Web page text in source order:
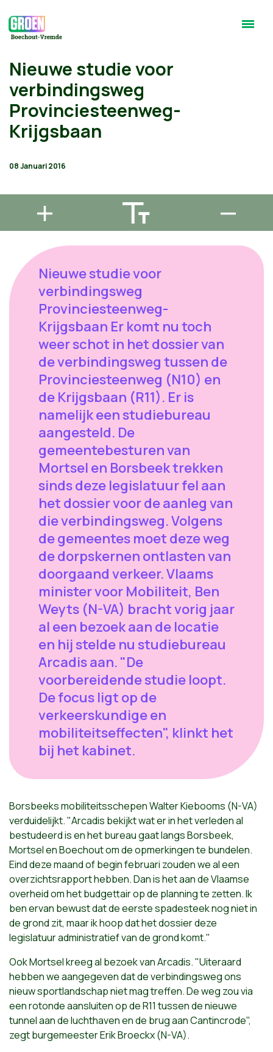
Nieuwe studie voor
verbindingsweg
Provinciesteenweg-
Krijgsbaan
08 Januari 2016
Nieuwe studie voor
verbindingsweg
Provinciesteenweg-
Krijgsbaan Er komt nu toch
weer schot in het dossier van
de verbindingsweg tussen de
Provinciesteenweg (N10) en
de Krijgsbaan (R11). Er is
namelijk een studiebureau
aangesteld. De
gemeentebesturen van
Mortsel en Borsbeek trekken
sinds deze legislatuur fel aan
het dossier voor de aanleg van
die verbindingsweg. Volgens
de gemeentes moet deze weg
de dorpskernen ontlasten van
doorgaand verkeer. Vlaams
minister voor Mobiliteit, Ben
Weyts (N-VA) bracht vorig jaar
al een bezoek aan de locatie
en hij stelde nu studiebureau
Arcadis aan. "De
voorbereidende studie loopt.
De focus ligt op de
verkeerskundige en
mobiliteitseffecten", klinkt het
bij het kabinet.
Borsbeeks mobiliteitsschepen Walter Kiebooms (N-VA)
verduidelijkt. "Arcadis bekijkt wat er in het verleden al
bestudeerd is en het bureau gaat langs Borsbeek,
Mortsel en Boechout om de opmerkingen te bundelen.
Eind deze maand of begin februari zouden we al een
overzichtsrapport hebben. Dan is het aan de Vlaamse
overheid om het budgettair op de planning te zetten. Ik
ben ervan bewust dat de eerste spadesteek nog niet in
de grond zit, maar ik hoop dat het dossier deze
legislatuur administratief van de grond komt."
Ook Mortsel kreeg al bezoek van Arcadis. "Uiteraard
hebben we aangegeven dat de verbindingsweg ons
nieuw sportlandschap niet mag treffen. De weg zou via
een rotonde aansluiten op de R11 tussen de nieuwe
tunnel aan de luchthaven en de brug aan Cantincrode",
zegt burgemeester Erik Broeckx (N-VA).